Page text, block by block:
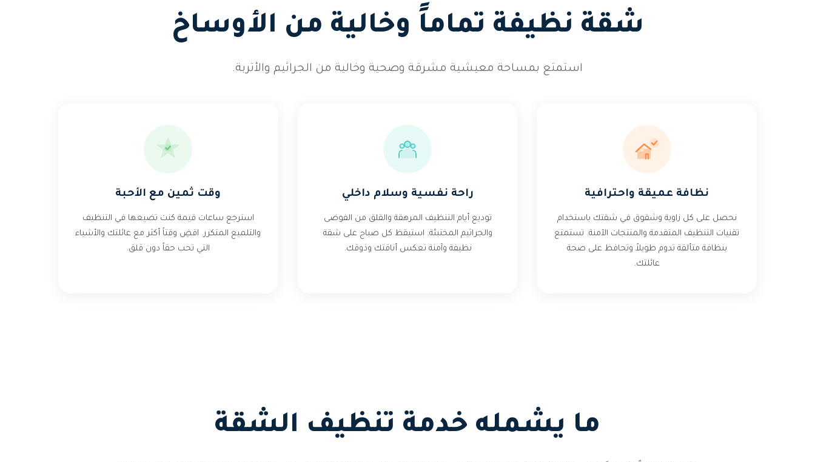
شقة نظيفة تماماً وخالية من الأوساخ
استمتع بمساحة معيشية مشرقة وصحية وخالية من الجراثيم والأتربة.
نظافة عميقة واحترافية
نحصل على كل زاوية وشقوق في شقتك باستخدام
تقنيات التنظيف المتقدمة والمنتجات الآمنة. تستمتع
بنظافة متألقة تدوم طويلاً وتحافظ على صحة
عائلتك.
راحة نفسية وسلام داخلي
توديع أيام التنظيف المرهقة والقلق من الفوضى
والجراثيم المختبئة. استيقظ كل صباح على شقة
نظيفة وآمنة تعكس أناقتك وذوقك.
وقت ثمين مع الأحبة
استرجع ساعات قيمة كنت تضيعها في التنظيف
والتلميع المتكرر. اقضِ وقتاً أكثر مع عائلتك والأشياء
التي تحب حقاً دون قلق.
ما يشمله خدمة تنظيف الشقة